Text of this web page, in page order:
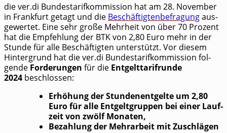
die ver.di Bun­des­ta­rif­kom­mis­si­on hat am 28. Novem­ber
in Frank­furt getagt und die Beschäf­tig­ten­be­fra­gungaus­
ge­wer­tet. Eine sehr gro­ße Mehr­heit von über 70 Pro­zent
hat die Emp­feh­lung der BTK von 2,80 Euro mehr in der
Stun­de für alle Beschäf­tig­ten unter­stützt. Vor die­sem
Hin­ter­grund hat die ver.di Bun­des­ta­rif­kom­mis­si­on fol­
gen­de For­de­run­gen für die Ent­gelt­ta­rif­run­de
2024 beschlossen:
Erhö­hung der Stun­den­ent­gel­te um 2,80
Euro für alle Ent­gelt­grup­pen bei einer Lauf­
zeit von zwölf Monaten,
Bezah­lung der Mehr­ar­beit mit Zuschlä­gen